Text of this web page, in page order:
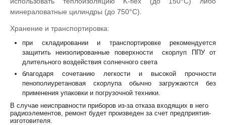
минераловатные цилиндры (до 750°С).
Хранение и транспортировка:
при складировании и транспортировке рекомендуется
защитить неизолированные поверхности скорлуп ППУ от
длительного воздействия солнечного света
благодаря сочетанию легкости и высокой прочности
пенополиуретановая скорлупа обычно загружаются без
применения упаковки и погрузочной техники.
В случае неисправности приборов из-за отказа входящих в него
радиоэлементов, ремонт будет произведен за счет предприятия-
изготовителя.